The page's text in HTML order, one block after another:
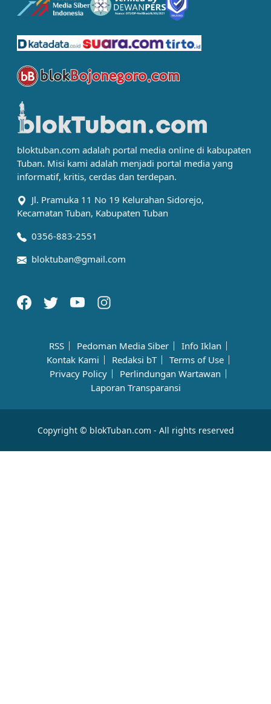
bloktuban.com adalah portal media online di kabupaten
Tuban. Misi kami adalah menjadi portal media yang
informatif, kritis, cerdas dan terdepan.
Jl. Pramuka 11 No 19 Kelurahan Sidorejo,
Kecamatan Tuban, Kabupaten Tuban
0356-883-2551
bloktuban@gmail.com
RSS Pedoman Media Siber
Info Iklan
Kontak Kami
Redaksi bT
Terms of Use
Privacy Policy
Perlindungan Wartawan
Laporan Transparansi
Copyright © blokTuban.com - All rights reserved